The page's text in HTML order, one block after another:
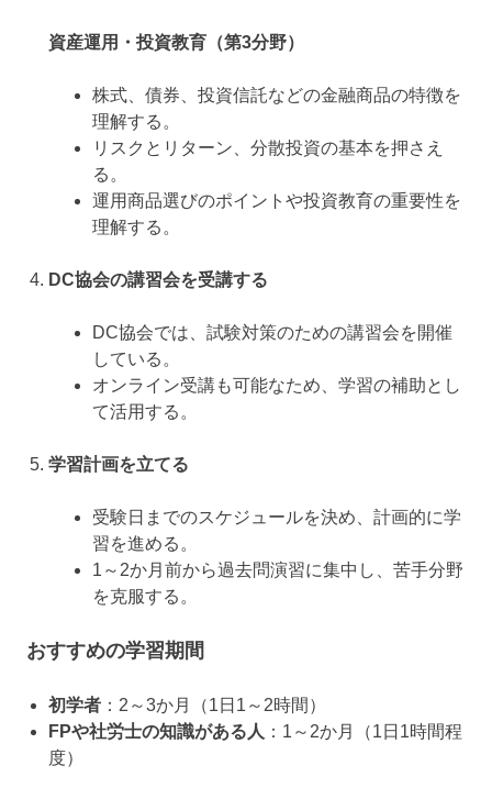
資産運用・投資教育（第3分野）
株式、債券、投資信託などの金融商品の特徴を
理解する。
リスクとリターン、分散投資の基本を押さえ
る。
運用商品選びのポイントや投資教育の重要性を
理解する。
DC協会の講習会を受講する
DC協会では、試験対策のための講習会を開催
している。
オンライン受講も可能なため、学習の補助とし
て活用する。
学習計画を立てる
受験日までのスケジュールを決め、計画的に学
習を進める。
1～2か月前から過去問演習に集中し、苦手分野
を克服する。
おすすめの学習期間
初学者 ：2～3か月（1日1～2時間）
FPや社労士の知識がある人 ：1～2か月（1日1時間程
度）